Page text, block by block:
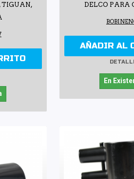
TIGUAN,
DELCO PARA
AÑADIR AL
En